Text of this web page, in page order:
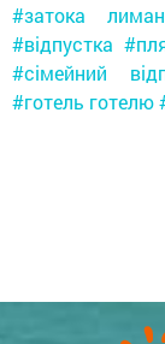
#затока
#відпустка
#сімейний
#готель готелю